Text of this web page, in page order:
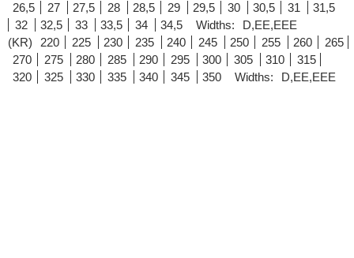
26,5
27 27,5 28 28,5 29 29,5 30 30,5 31
31,5
32
32,5 33 33,5 34 34,5 Widths:
D,EE,EEE
(KR)
220 225 230 235 240 245 250 255 260
265
270
275 280 285 290 295 300 305 310
315
320
325 330 335 340 345 350 Widths: D,EE,EEE